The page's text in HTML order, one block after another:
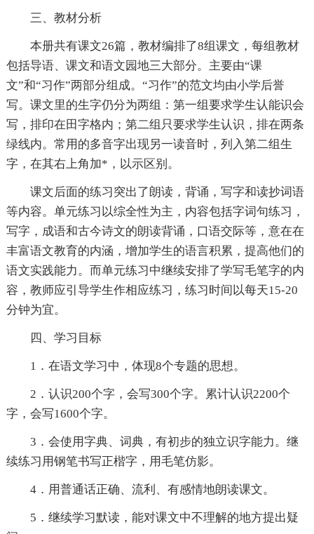
三、教材分析
本册共有课文26篇，教材编排了8组课文，每组教材
包括导语、课文和语文园地三大部分。主要由“课
文”和“习作”两部分组成。“习作”的范文均由小学后誉
写。课文里的生字仍分为两组：第一组要求学生认能识会
写，排印在田字格内；第二组只要求学生认识，排在两条
绿线内。常用的多音字出现另一读音时，列入第二组生
字，在其右上角加*，以示区别。
课文后面的练习突出了朗读，背诵，写字和读抄词语
等内容。单元练习以综全性为主，内容包括字词句练习，
写字，成语和古今诗文的朗读背诵，口语交际等，意在在
丰富语文教育的内涵，增加学生的语言积累，提高他们的
语文实践能力。而单元练习中继续安排了学写毛笔字的内
容，教师应引导学生作相应练习，练习时间以每天15-20
分钟为宜。
四、学习目标
1．在语文学习中，体现8个专题的思想。
2．认识200个字，会写300个字。累计认识2200个
字，会写1600个字。
3．会使用字典、词典，有初步的独立识字能力。继
续练习用钢笔书写正楷字，用毛笔仿影。
4．用普通话正确、流利、有感情地朗读课文。
5．继续学习默读，能对课文中不理解的地方提出疑